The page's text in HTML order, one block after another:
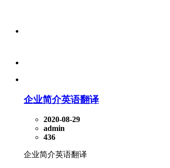
企业简介英语翻译
2020-08-29
admin
436
企业简介英语翻译